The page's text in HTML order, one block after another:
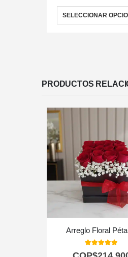
SELECCIONAR
PRODUCTOS
Arreglo Floral
5.00